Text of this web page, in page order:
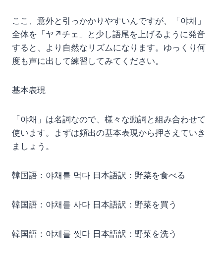
ここ、意外と引っかかりやすいんですが、「야채」
全体を「ヤ↗チェ」と少し語尾を上げるように発音
すると、より自然なリズムになります。ゆっくり何
度も声に出して練習してみてください。
基本表現
「야채」は名詞なので、様々な動詞と組み合わせて
使います。まずは頻出の基本表現から押さえていき
ましょう。
韓国語：야채를 먹다 日本語訳：野菜を食べる
韓国語：야채를 사다 日本語訳：野菜を買う
韓国語：야채를 씻다 日本語訳：野菜を洗う